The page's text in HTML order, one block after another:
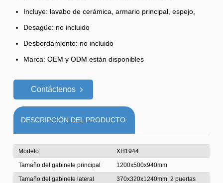
Incluye: lavabo de cerámica, armario principal, espejo,
Desagüe: no incluido
Desbordamiento: no incluido
Marca: OEM y ODM están disponibles
Contáctenos
DESCRIPCIÓN DEL PRODUCTO:
Modelo
XH1944
Tamaño del gabinete principal
1200x500x940mm
Tamaño del gabinete lateral
370x320x1240mm, 2 puertas